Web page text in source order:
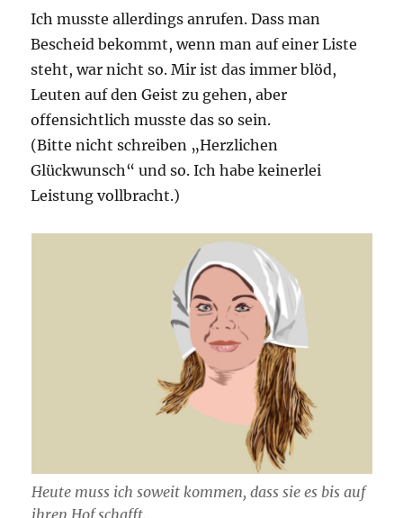
Ich musste allerdings anrufen. Dass man
Bescheid bekommt, wenn man auf einer Liste
steht, war nicht so. Mir ist das immer blöd,
Leuten auf den Geist zu gehen, aber
offensichtlich musste das so sein.
(Bitte nicht schreiben „Herzlichen
Glückwunsch“ und so. Ich habe keinerlei
Leistung vollbracht.)
Heute muss ich soweit kommen, dass sie es bis auf